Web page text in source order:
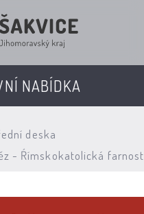
NABÍDKA
deska
- Ŕímskokatolická